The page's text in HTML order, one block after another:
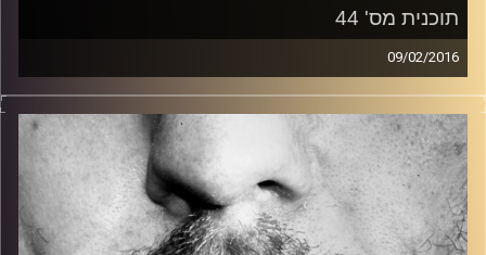
תוכנית מס' 44
09/02/2016
זיפים, מוזיקה מחוספסת של הופעות חיות. הרבה ג'אם, רוק,
בלוז, bluegrass, ג'אז, Fאנק, פרוגרסיב ואפילו אלקטרוניקה.
כל מה שחי, אמיתי ונושם.
עם שמוליק רגב.
קרדיט תמונות: David Goehring